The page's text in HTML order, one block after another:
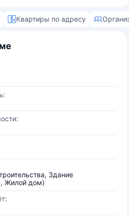
Квартиры по адресу
Здание
Жилой дом)